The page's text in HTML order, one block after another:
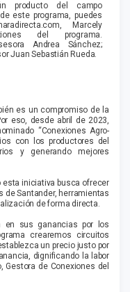
producto del campo
este programa, puedes
Marcely
del programa.
Andrea Sánchez;
Juan Sebastián Rueda.
es un compromiso de la
eso, desde abril de 2023,
“Conexiones Agro-
con los productores del
y generando mejores
iniciativa busca ofrecer
Santander, herramientas
de forma directa.
en sus ganancias por los
crearemos circuitos
un precio justo por
dignificando la labor
Gestora de Conexiones del